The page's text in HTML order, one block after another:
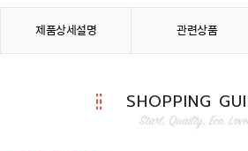
제품상세설명 관련상품
SHOPPING